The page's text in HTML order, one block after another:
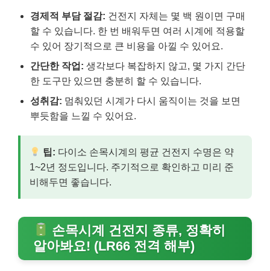
경제적 부담 절감: 건전지 자체는 몇 백 원이면 구매
할 수 있습니다. 한 번 배워두면 여러 시계에 적용할
수 있어 장기적으로 큰 비용을 아낄 수 있어요.
간단한 작업: 생각보다 복잡하지 않고, 몇 가지 간단
한 도구만 있으면 충분히 할 수 있습니다.
성취감: 멈춰있던 시계가 다시 움직이는 것을 보면
뿌듯함을 느낄 수 있어요.
팁: 다이소 손목시계의 평균 건전지 수명은 약
1~2년 정도입니다. 주기적으로 확인하고 미리 준
비해두면 좋습니다.
손목시계 건전지 종류, 정확히
알아봐요! (LR66 전격 해부)